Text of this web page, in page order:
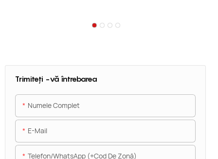
Trimiteți -vă întrebarea
Numele Complet
E-Mail
Telefon/WhatsApp (+Cod De Zonă)